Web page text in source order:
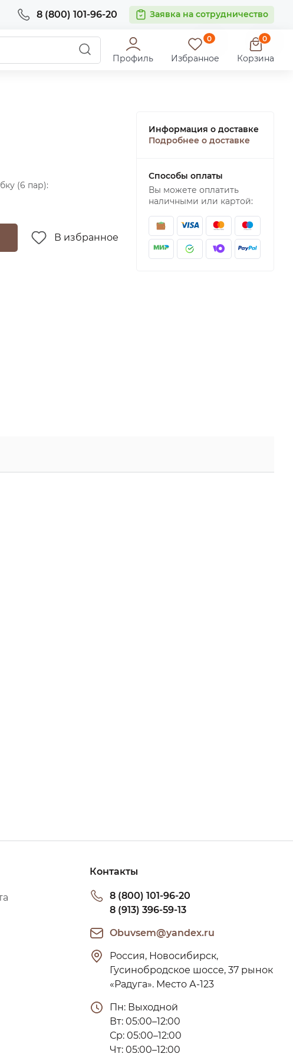
8 (800) 101-96-20 Заявка на сотрудничество
Профиль
0
Избранное
0
Корзина
(6 пар):
В избранное
Информация о доставке
Подробнее о доставке
Способы оплаты
Вы можете оплатить
наличными или картой:
Контакты
8 (800) 101-96-20
8 (913) 396-59-13
Obuvsem@yandex.ru
Россия, Новосибирск,
Гусинобродское шоссе, 37 рынок
«Радуга». Место А-123
Пн: Выходной
Вт: 05:00–12:00
Ср: 05:00–12:00
Чт: 05:00–12:00